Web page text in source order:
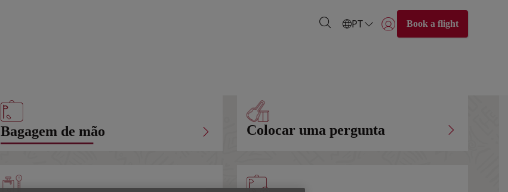
PT Iniciar sessão | Juntar-se)
Book a flight
Bagagem de mão Colocar uma pergunta